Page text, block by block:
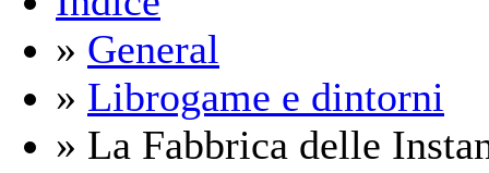
» General
» Librogame e dintorni
» La Fabbrica delle